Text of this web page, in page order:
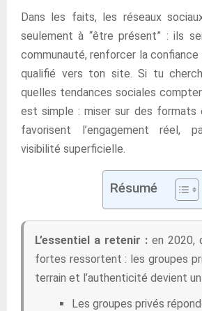
Dans les faits, les réseaux
seulement à “être présent” : ils
communauté, renforcer la
qualifié vers ton site. Si tu
quelles tendances sociales
est simple : miser sur des formats
favorisent l’engagement réel,
visibilité superficielle.
Résumé
L’essentiel a retenir : en 2020,
fortes ressortent : les groupes
terrain et l’authenticité devient
Les groupes privés